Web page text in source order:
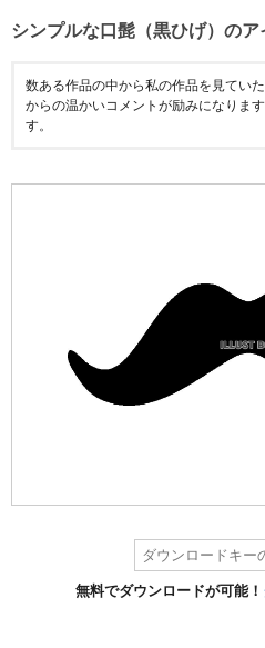
シンプルな口髭（黒ひげ）のア
数ある作品の中から私の作品を見てい
からの温かいコメントが励みになりま
す。
無料でダウンロードが可能！